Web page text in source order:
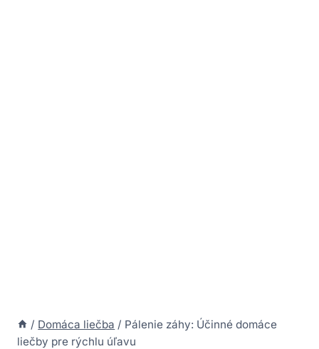
/ Domáca liečba / Pálenie záhy: Účinné domáce
liečby pre rýchlu úľavu